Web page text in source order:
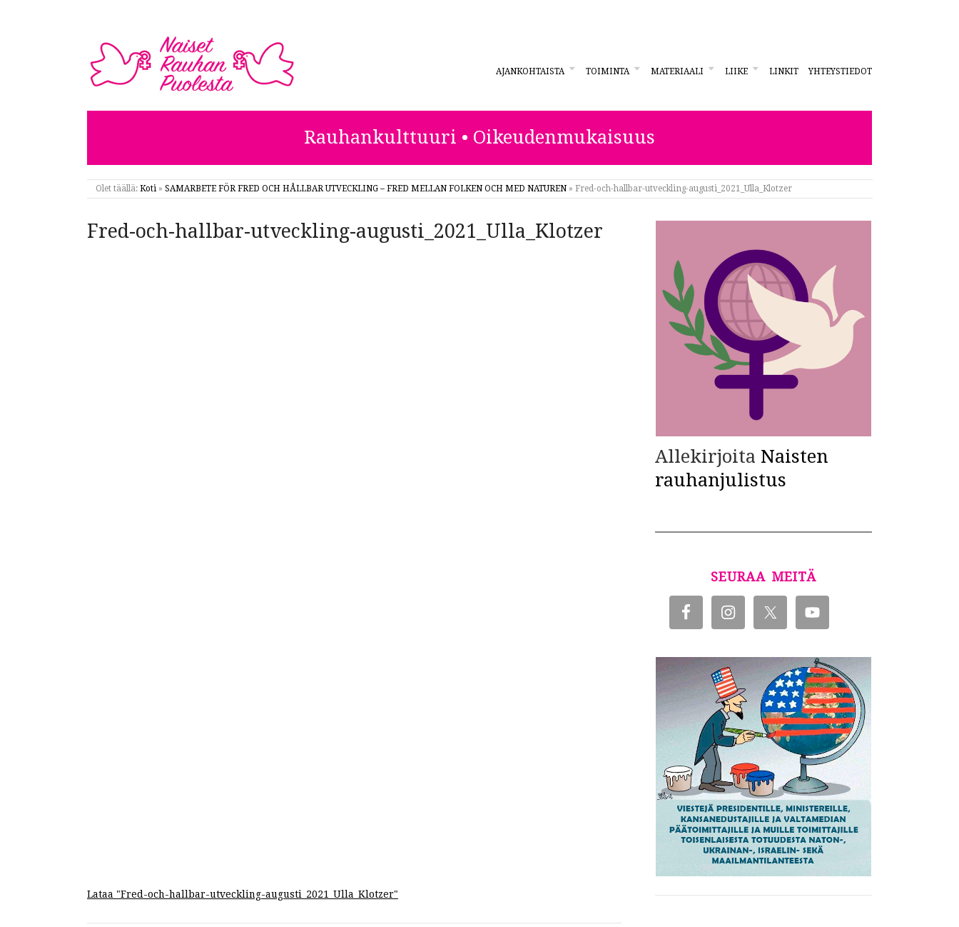
NAISET RAUHAN PUOLESTA
AJANKOHTAISTA TOIMINTA MATERIAALI LIIKE LINKIT YHTEYSTIEDOT
Rauhankulttuuri • Oikeudenmukaisuus
Olet täällä: Koti » SAMARBETE FÖR FRED OCH HÅLLBAR UTVECKLING – FRED MELLAN FOLKEN OCH MED NATUREN » Fred-och-hallbar-utveckling-augusti_2021_Ulla_Klotzer
Fred-och-hallbar-utveckling-augusti_2021_Ulla_Klotzer
Lataa "Fred-och-hallbar-utveckling-augusti_2021_Ulla_Klotzer"
Allekirjoita Naisten
rauhanjulistus
SEURAA MEITÄ